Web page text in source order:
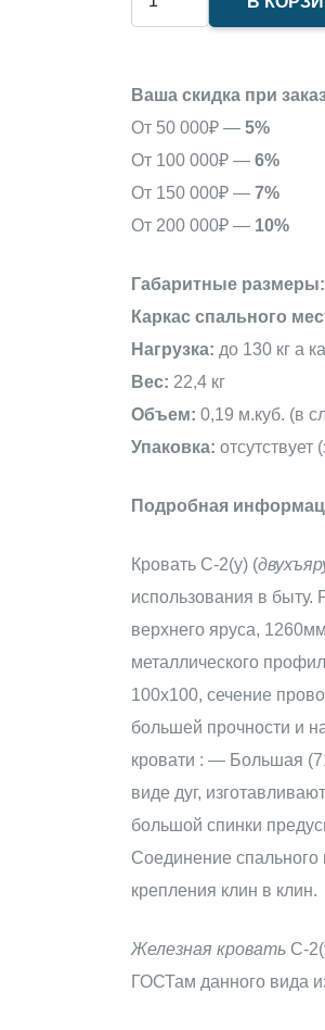
товара
металлическая
двухъярусная
С-2У
(70х190)
Ваша скидка при
От 50 000₽ — 5%
От 100 000₽ — 6%
От 150 000₽ — 7%
От 200 000₽ — 10%
Габаритные размеры:
Каркас спального
Нагрузка: до 130 кг а
Вес: 22,4 кг
Объем: 0,19 м.куб. (в
Упаковка: отсутствует
Подробная
Кровать С-2(у) (
использования в быту.
верхнего яруса,
металлического
100х100, сечение
большей прочности и
кровати : — Большая
виде дуг,
большой спинки
Соединение
крепления клин в клин.
Железная кровать С-
ГОСТам данного вида